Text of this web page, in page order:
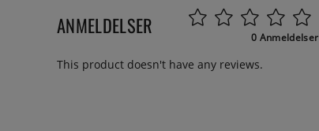
ANMELDELSER 0 Anmeldelser
This product doesn't have any reviews.